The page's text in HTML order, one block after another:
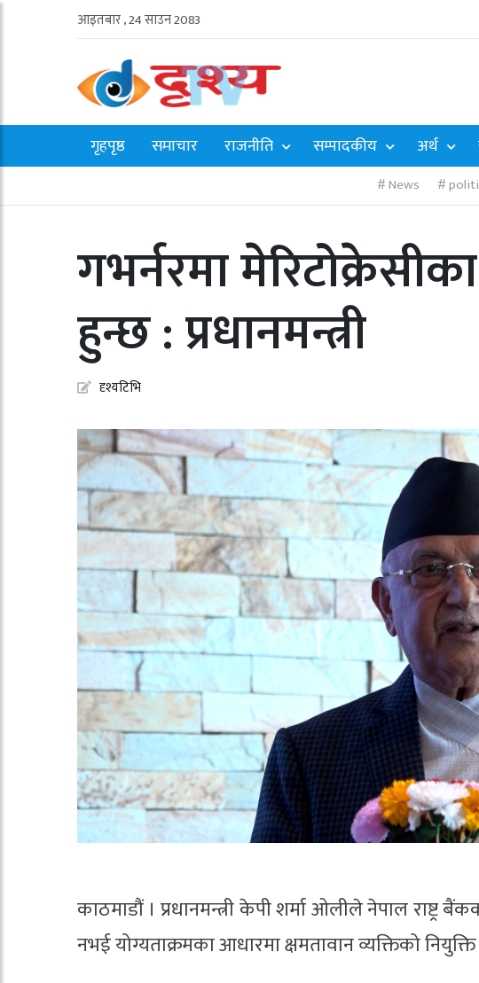
आइतबार , 24 साउन 2083
गृहपृष्ठ समाचार राजनीति सम्पादकीय अर्थ
News
गभर्नरमा
हुन्छ : प्रधानमन्त्री
दृश्यटिभि
काठमाडौं । प्रधानमन्त्री केपी शर्मा ओलीले नेपाल राष्ट्र
नभई योग्यताक्रमका आधारमा क्षमतावान व्यक्तिको